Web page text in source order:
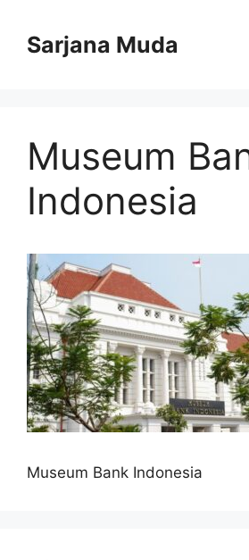
Sarjana Muda
Museum
Indonesia
Museum Bank Indonesia